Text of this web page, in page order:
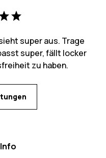
super aus. Trage
super, fällt locker
zu haben.
Info